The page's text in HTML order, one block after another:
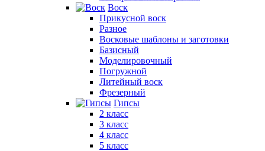
Воск
Прикусной воск
Разное
Восковые шаблоны и заготовки
Базисный
Моделировочный
Погружной
Литейный воск
Фрезерный
Гипсы
2 класс
3 класс
4 класс
5 класс